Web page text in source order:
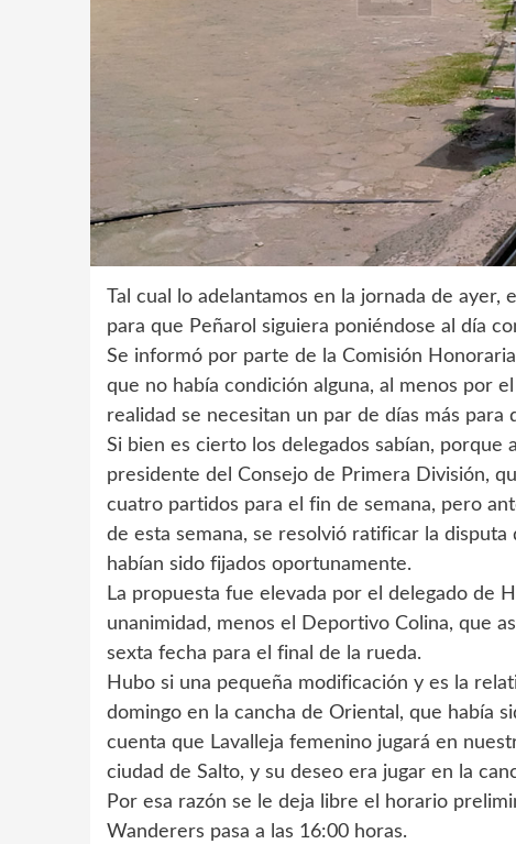
Tal cual lo adelantamos en la jornada de
para que Peñarol siguiera poniéndose al día
Se informó por parte de la Comisión
que no había condición alguna, al menos por
realidad se necesitan un par de días más
Si bien es cierto los delegados sabían, porque
presidente del Consejo de Primera División,
cuatro partidos para el fin de semana, pero
de esta semana, se resolvió ratificar la
habían sido fijados oportunamente.
La propuesta fue elevada por el delegado de
unanimidad, menos el Deportivo Colina, que
sexta fecha para el final de la rueda.
Hubo si una pequeña modificación y es la
domingo en la cancha de Oriental, que había
cuenta que Lavalleja femenino jugará en
ciudad de Salto, y su deseo era jugar en la
Por esa razón se le deja libre el horario
Wanderers pasa a las 16:00 horas.